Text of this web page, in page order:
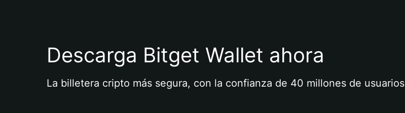
Descarga Bitget Wallet ahora
La billetera cripto más segura, con la confianza de 40 millones de usuarios